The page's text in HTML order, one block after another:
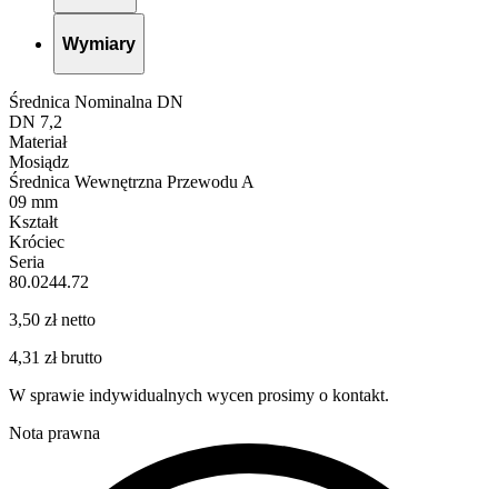
Wymiary
Średnica Nominalna DN
DN 7,2
Materiał
Mosiądz
Średnica Wewnętrzna Przewodu A
09 mm
Kształt
Króciec
Seria
80.0244.72
3,50 zł netto
4,31 zł brutto
W sprawie indywidualnych wycen prosimy o kontakt.
Nota prawna